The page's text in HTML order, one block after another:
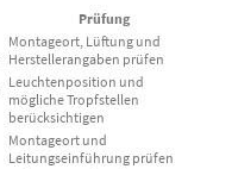
Prüfung
Montageort, Lüftung und
Herstellerangaben prüfen
Leuchtenposition und
mögliche Tropfstellen
berücksichtigen
Montageort und
Leitungseinführung prüfen